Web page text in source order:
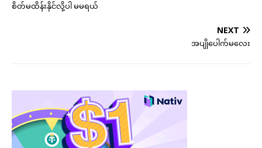
စိတ်မထိန်းနိုင်လို့ပါ မမရယ်
NEXT
အပျိုပေါက်မလေး